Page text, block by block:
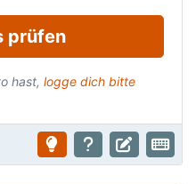
prüfen
hast, logge dich bitte